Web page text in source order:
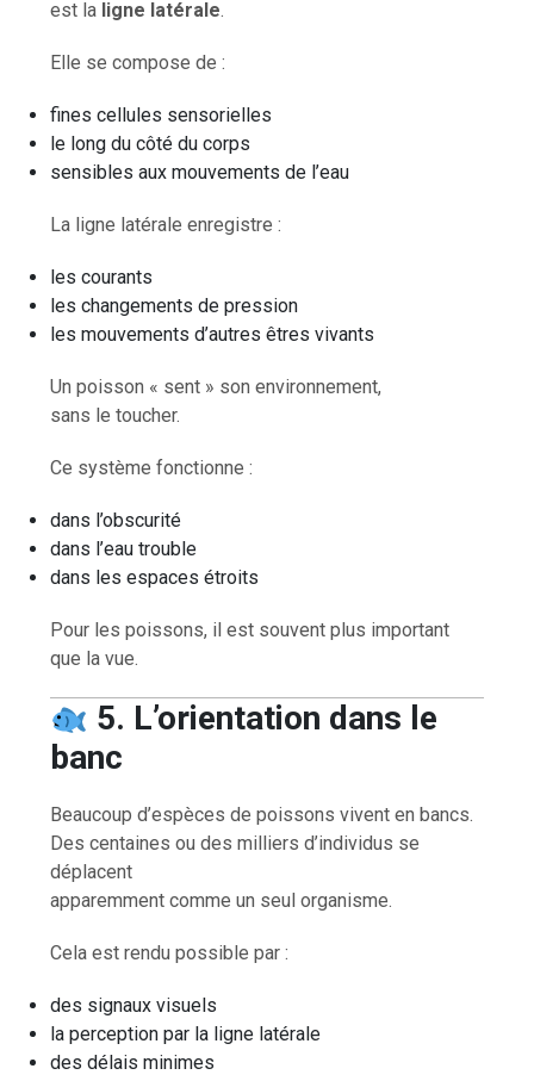
est la ligne latérale.
Elle se compose de :
fines cellules sensorielles
le long du côté du corps
sensibles aux mouvements de l’eau
La ligne latérale enregistre :
les courants
les changements de pression
les mouvements d’autres êtres vivants
Un poisson « sent » son environnement,
sans le toucher.
Ce système fonctionne :
dans l’obscurité
dans l’eau trouble
dans les espaces étroits
Pour les poissons, il est souvent plus important
que la vue.
5. L’orientation dans le
banc
Beaucoup d’espèces de poissons vivent en bancs.
Des centaines ou des milliers d’individus se
déplacent
apparemment comme un seul organisme.
Cela est rendu possible par :
des signaux visuels
la perception par la ligne latérale
des délais minimes